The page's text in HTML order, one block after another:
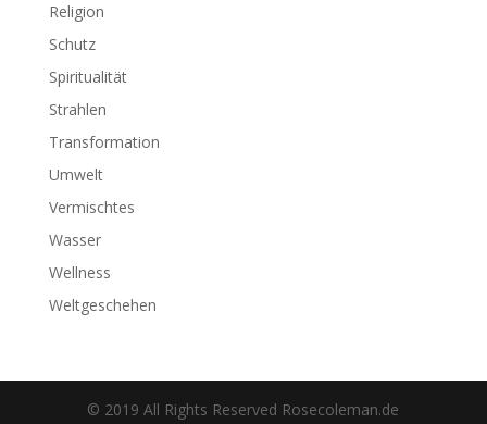
Religion
Schutz
Spiritualität
Strahlen
Transformation
Umwelt
Vermischtes
Wasser
Wellness
Weltgeschehen
© 2019 All Rights Reserved Rosecoleman.de